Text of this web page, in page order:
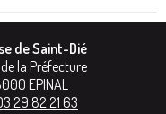
de Saint-Dié
la Préfecture
EPINAL
29 82 21 63